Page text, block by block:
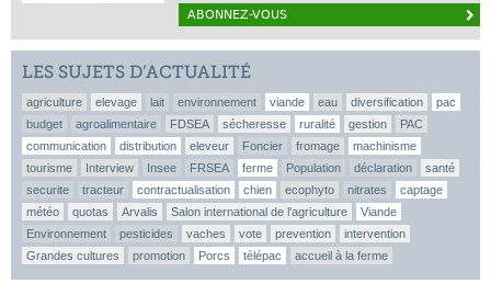
ABONNEZ-VOUS
LES SUJETS D’ACTUALITÉ
agriculture elevage lait environnement viande eau diversification
pac
budget
agroalimentaire FDSEA sécheresse ruralité gestion
PAC
communication
distribution eleveur Foncier fromage
machinisme
tourisme
Interview Insee FRSEA ferme Population déclaration
santé
securite
tracteur contractualisation chien ecophyto nitrates
captage
météo
quotas Arvalis Salon international de l'agriculture
Viande
Environnement
pesticides vaches vote prevention
intervention
Grandes cultures
promotion Porcs télépac accueil à la ferme